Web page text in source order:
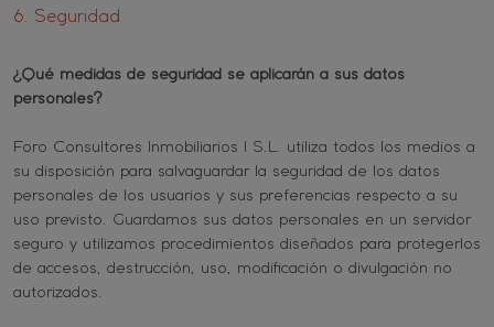
6. Seguridad
¿Qué medidas de seguridad se aplicarán a sus datos
personales?
Foro Consultores Inmobiliarios I S.L. utiliza todos los medios a
su disposición para salvaguardar la seguridad de los datos
personales de los usuarios y sus preferencias respecto a su
uso previsto. Guardamos sus datos personales en un servidor
seguro y utilizamos procedimientos diseñados para protegerlos
de accesos, destrucción, uso, modificación o divulgación no
autorizados.